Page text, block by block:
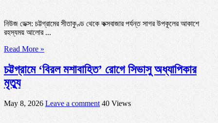
নিউজ ডেক্স: চট্টগ্রামের সীতাকুণ্ড থেকে কক্সবাজার পর্যন্ত সাগর উপকূলের আকাশে
রহস্যময় আলোর ...
Read More »
চট্টগ্রামে ‘বিরল মশাবাহিত’ রোগে সিভাসু অধ্যাপিকার
মৃত্যু
May 8, 2026 Leave a comment 40 Views